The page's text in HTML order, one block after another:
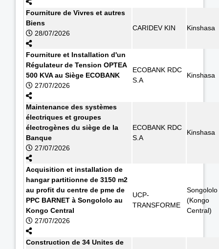
Fourniture de Vivres et autres
Biens
28/07/2026
CARIDEV KIN Kinshasa
Fourniture et Installation d'un
Régulateur de Tension OPTEA
500 KVA au Siège ECOBANK
27/07/2026
ECOBANK RDC
S.A
Kinshasa
Maintenance des systèmes
électriques et groupes
électrogènes du siège de la
Banque
27/07/2026
ECOBANK RDC
S.A
Kinshasa
Acquisition et installation de
hangar partitionne de 3150 m2
au profit du centre de pme de
PPC BARNET à Songololo au
Kongo Central
27/07/2026
UCP-
TRANSFORME
Songololo
(Kongo
Central)
Construction de 34 Unites de